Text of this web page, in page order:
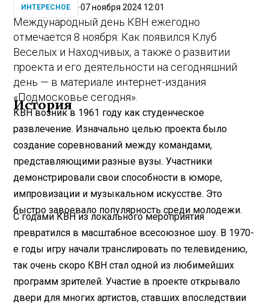
ИНТЕРЕСНОЕ 07 ноября 2024 12:01
Международный день КВН ежегодно
отмечается 8 ноября. Как появился Клуб
Веселых и Находчивых, а также о развитии
проекта и его деятельности на сегодняшний
день — в материале интернет-издания
«Подмосковье сегодня».
История
КВН возник в 1961 году как студенческое
развлечение. Изначально целью проекта было
создание соревнований между командами,
представляющими разные вузы. Участники
демонстрировали свои способности в юморе,
импровизации и музыкальном искусстве. Это
быстро завоевало популярность среди молодежи.
С годами КВН из локального мероприятия
превратился в масштабное всесоюзное шоу. В 1970-
е годы игру начали транслировать по телевидению,
так очень скоро КВН стал одной из любимейших
программ зрителей. Участие в проекте открывало
двери для многих артистов, ставших впоследствии